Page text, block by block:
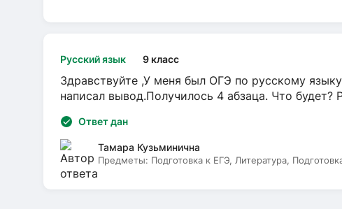
Русский язык 9 класс
Здравствуйте ,У меня был ОГЭ по русскому
написал вывод.Получилось 4 абзаца. Что будет?
Ответ дан
Тамара Кузьминична
Предметы: Подготовка к ЕГЭ, Литература,